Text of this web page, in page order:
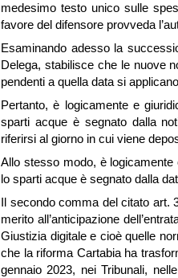
medesimo testo unico sulle
favore del difensore provveda
Esaminando adesso la
Delega, stabilisce che le nuove
pendenti a quella data si
Pertanto, è logicamente e
sparti acque è segnato dalla
riferirsi al giorno in cui viene
Allo stesso modo, è
lo sparti acque è segnato dalla
Il secondo comma del citato art.
merito all’anticipazione
Giustizia digitale e cioè quelle
che la riforma Cartabia ha
gennaio 2023, nei Tribunali,